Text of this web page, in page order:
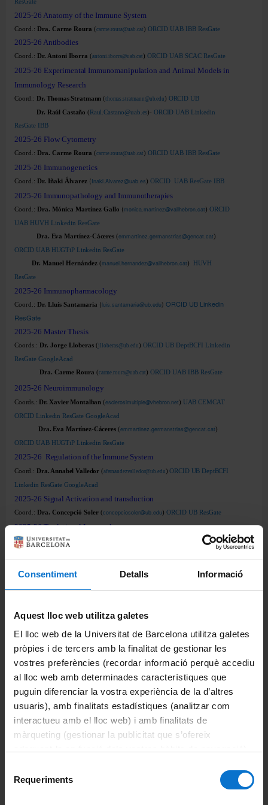
Consentiment Detalls Informació
Aquest lloc web utilitza galetes
El lloc web de la Universitat de Barcelona utilitza galetes
pròpies i de tercers amb la finalitat de gestionar les
vostres preferències (recordar informació perquè accediu
al lloc web amb determinades característiques que
puguin diferenciar la vostra experiència de la d’altres
usuaris), amb finalitats estadístiques (analitzar com
interactueu amb el lloc web) i amb finalitats de
màrqueting (gestionar la publicitat que s’ofereix
consultar laPolítica de galetes del lloc web de la
Requeriments
Català
Español
UB Directory
2025-26 Anatomy of the Immune System
Coord.: Dra. Carme Roura (carme.roura@uab.cat ) ORCID UAB IBB ResGate
2025-26 Antibodies
Coord.: Dr. Antoni Iborra (antoni.iborra@uab.cat ) ORCID UAB SCAC ResGate
2025-26 Experimental Immunomanipulation and Animal Models in
Immunology Research
Coord.: Dr. Thomas Stratmann (thomas.stratmann@ub.edu ) ORCID UB
Dr. Raúl Castaño (Raul.Castano@uab.es)- ORCID UAB Linkedin
ResGate IBB
2025-26 Flow Cytometry
Coord.: Dra. Carme Roura (carme.roura@uab.cat ) ORCID UAB IBB ResGate
2025-26 Immunogenetics
Coord.: Dr. Iñaki Álvarez (Inaki.Alvarez@uab.es) ORCID UAB ResGate IBB
2025-26 Immunopathology and Immunotherapies
Coord.: Dra. Mónica Martínez Gallo (monica.martinez@vallhebron.cat) ORCID
UAB HUVH Linkedin ResGate
Dra. Eva Martínez-Cáceres(emmartinez.germanstrias@gencat.cat)
ORCID UAB HUGTiP Linkedin ResGate
Dr. Manuel Hernández (manuel.hernandez@vallhebron.cat)
HUVH
ResGate
2025-26 Immunopharmacology
Coord.: Dr. Lluís Santamaria (luis.santamaria@ub.edu) ORCID UB Linkedin
ResGate
2025-26 Master Thesis
Coords.: Dr. Jorge Lloberas ( jlloberas@ub.edu ) ORCID UB DeptBCFI Linkedin
ResGate GoogleAcad
Dra. Carme Roura (carme.roura@uab.cat ) ORCID UAB IBB ResGate
2025-26 Neuroimmunology
Coords.: Dr. Xavier Montalban (esclerosimultiple@vhebron.net) UAB CEMCAT
ORCID Linkedin ResGate GoogleAcad
Dra. Eva Martínez-Cáceres(emmartinez.germanstrias@gencat.cat)
ORCID UAB HUGTiP Linkedin ResGate
2025-26 Regulation of the Immune System
Coord.: Dra. Annabel Valledor (afernandezvalledor@ub.edu )ORCID UB DeptBCFI
Linkedin ResGate GoogleAcad
2025-26 Signal Activation and transduction
Coord.: Dra. Concepció Soler (concepciosoler@ub.edu) ORCID UB ResGate
2025-26Traslational Immunology
Coord.:Dra. Laura Martínez Martínez
ORCID
Share: